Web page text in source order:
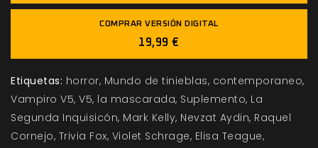
COMPRAR VERSIÓN DIGITAL
19,99 €
Etiquetas: horror Mundo de tinieblas contemporaneo
Vampiro V5 V5 la mascarada Suplemento La
Segunda Inquisicón Mark Kelly Nevzat Aydin Raquel
Cornejo Trivia Fox Violet Schrage Elisa Teague